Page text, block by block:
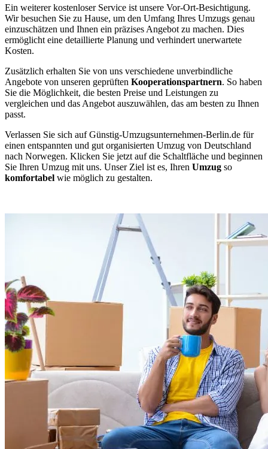
Ein weiterer kostenloser Service ist unsere Vor-Ort-Besichtigung.
Wir besuchen Sie zu Hause, um den Umfang Ihres Umzugs genau
einzuschätzen und Ihnen ein präzises Angebot zu machen. Dies
ermöglicht eine detaillierte Planung und verhindert unerwartete
Kosten.
Zusätzlich erhalten Sie von uns verschiedene unverbindliche
Angebote von unseren geprüften Kooperationspartnern. So haben
Sie die Möglichkeit, die besten Preise und Leistungen zu
vergleichen und das Angebot auszuwählen, das am besten zu Ihnen
passt.
Verlassen Sie sich auf Günstig-Umzugsunternehmen-Berlin.de für
einen entspannten und gut organisierten Umzug von Deutschland
nach Norwegen. Klicken Sie jetzt auf die Schaltfläche und beginnen
Sie Ihren Umzug mit uns. Unser Ziel ist es, Ihren Umzug so
komfortabel wie möglich zu gestalten.